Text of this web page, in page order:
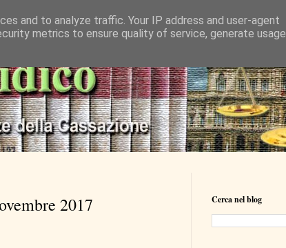
2017 Cerca nel blog
and to analyze traffic. Your IP address and user-agent
metrics to ensure quality of service, generate usage